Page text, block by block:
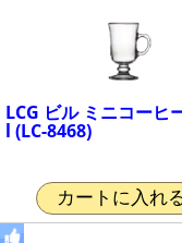
LCG ビル ミニコーヒ
l (LC-8468)
カートに入れ